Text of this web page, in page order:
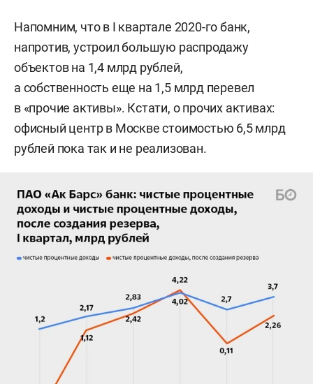
Напомним, что в I квартале 2020-го банк,
напротив, устроил большую распродажу
объектов на 1,4 млрд рублей,
а собственность еще на 1,5 млрд перевел
в «прочие активы». Кстати, о прочих активах:
офисный центр в Москве стоимостью 6,5 млрд
рублей пока так и не реализован.